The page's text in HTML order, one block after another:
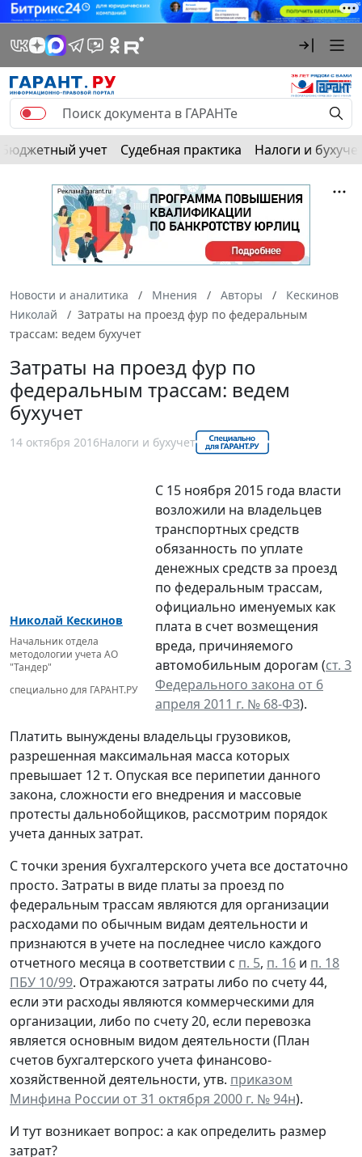
Бюджетный учет Судебная практика Налоги и
Новости и аналитика Мнения Авторы
Кескинов
Николай
Затраты на проезд фур по федеральным
трассам: ведем бухучет
Затраты на проезд фур по
федеральным трассам: ведем
бухучет
14 октября 2016Налоги и бухучет
Николай Кескинов
Начальник отдела
методологии учета АО
"Тандер"
специально для ГАРАНТ.РУ
С 15 ноября 2015 года власти
возложили на владельцев
транспортных средств
обязанность по уплате
денежных средств за проезд
по федеральным трассам,
официально именуемых как
плата в счет возмещения
вреда, причиняемого
автомобильным дорогам (ст. 3
Федерального закона от 6
апреля 2011 г. № 68-ФЗ).
Платить вынуждены владельцы грузовиков,
разрешенная максимальная масса которых
превышает 12 т. Опуская все перипетии данного
закона, сложности его внедрения и массовые
протесты дальнобойщиков, рассмотрим порядок
учета данных затрат.
С точки зрения бухгалтерского учета все достаточно
просто. Затраты в виде платы за проезд по
федеральным трассам являются для организации
расходами по обычным видам деятельности и
признаются в учете на последнее число каждого
отчетного месяца в соответствии с п. 5, п. 16 и п. 18
ПБУ 10/99. Отражаются затраты либо по счету 44,
если эти расходы являются коммерческими для
организации, либо по счету 20, если перевозка
является основным видом деятельности (План
счетов бухгалтерского учета финансово-
хозяйственной деятельности, утв. приказом
Минфина России от 31 октября 2000 г. № 94н).
И тут возникает вопрос: а как определить размер
затрат?